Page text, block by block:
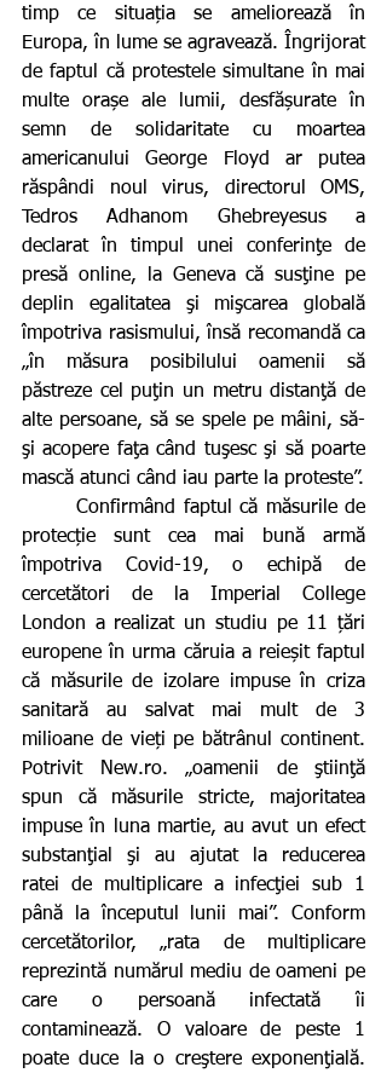
timp ce situația se ameliorează în
Europa, în lume se agravează. Îngrijorat
de faptul că protestele simultane în mai
multe orașe ale lumii, desfășurate în
semn de solidaritate cu moartea
americanului George Floyd ar putea
răspândi noul virus, directorul OMS,
Tedros Adhanom Ghebreyesus a
declarat în timpul unei conferinţe de
presă online, la Geneva că susţine pe
deplin egalitatea şi mişcarea globală
împotriva rasismului, însă recomandă ca
„în măsura posibilului oamenii să
păstreze cel puţin un metru distanţă de
alte persoane, să se spele pe mâini, să-
şi acopere faţa când tuşesc şi să poarte
mască atunci când iau parte la proteste”.
       Confirmând faptul că măsurile de
protecție sunt cea mai bună armă
împotriva Covid-19, o echipă de
cercetători de la Imperial College
London a realizat un studiu pe 11 țări
europene în urma căruia a reieșit faptul
că măsurile de izolare impuse în criza
sanitară au salvat mai mult de 3
milioane de vieți pe bătrânul continent.
Potrivit New.ro. „oamenii de ştiinţă
spun că măsurile stricte, majoritatea
impuse în luna martie, au avut un efect
substanţial şi au ajutat la reducerea
ratei de multiplicare a infecţiei sub 1
până la începutul lunii mai”. Conform
cercetătorilor, „rata de multiplicare
reprezintă numărul mediu de oameni pe
care o persoană infectată îi
contaminează. O valoare de peste 1
poate duce la o creştere exponenţială.